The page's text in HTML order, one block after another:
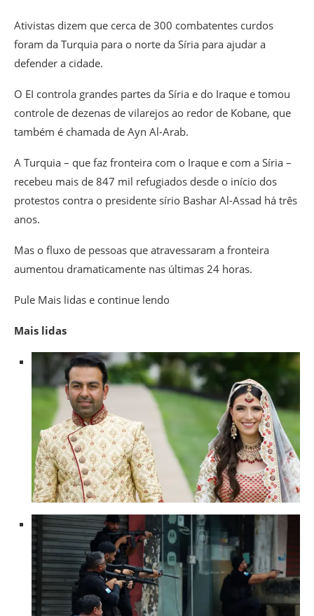
Ativistas dizem que cerca de 300 combatentes curdos
foram da Turquia para o norte da Síria para ajudar a
defender a cidade.
O EI controla grandes partes da Síria e do Iraque e tomou
controle de dezenas de vilarejos ao redor de Kobane, que
também é chamada de Ayn Al-Arab.
A Turquia – que faz fronteira com o Iraque e com a Síria –
recebeu mais de 847 mil refugiados desde o início dos
protestos contra o presidente sírio Bashar Al-Assad há três
anos.
Mas o fluxo de pessoas que atravessaram a fronteira
aumentou dramaticamente nas últimas 24 horas.
Pule Mais lidas e continue lendo
Mais lidas